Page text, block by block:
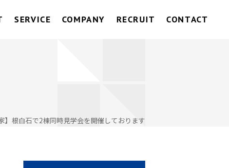
SERVICE COMPANY RECRUIT CONTACT
】根白石で2棟同時見学会を開催しております